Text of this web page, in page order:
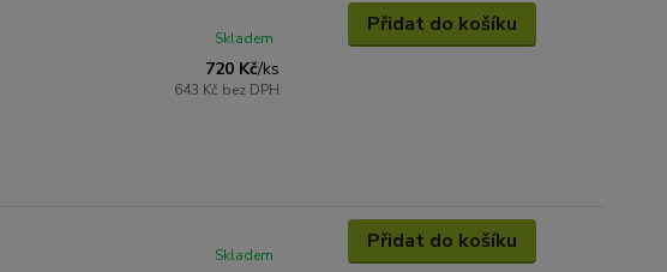
720 Kč/ks
643 Kč bez DPH
Skladem
Přidat do košíku
Skladem
Přidat do košíku